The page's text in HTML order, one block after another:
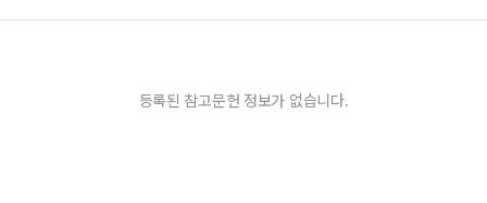
등록된 참고문헌 정보가 없습니다.